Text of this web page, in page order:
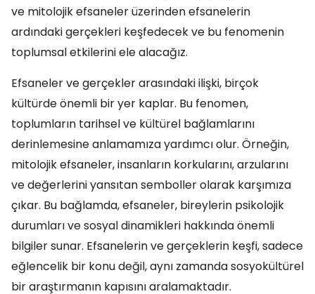
ve mitolojik efsaneler üzerinden efsanelerin
ardındaki gerçekleri keşfedecek ve bu fenomenin
toplumsal etkilerini ele alacağız.
Efsaneler ve gerçekler arasındaki ilişki, birçok
kültürde önemli bir yer kaplar. Bu fenomen,
toplumların tarihsel ve kültürel bağlamlarını
derinlemesine anlamamıza yardımcı olur. Örneğin,
mitolojik efsaneler, insanların korkularını, arzularını
ve değerlerini yansıtan semboller olarak karşımıza
çıkar. Bu bağlamda, efsaneler, bireylerin psikolojik
durumları ve sosyal dinamikleri hakkında önemli
bilgiler sunar. Efsanelerin ve gerçeklerin keşfi, sadece
eğlencelik bir konu değil, aynı zamanda sosyokültürel
bir araştırmanın kapısını aralamaktadır.